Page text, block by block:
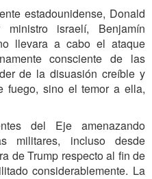
estadounidense, Donald
israelí, Benjamín
llevara a cabo el ataque
consciente de las
de la disuasión creíble y
fuego, sino el temor a ella,
del Eje amenazando
militares, incluso desde
de Trump respecto al fin de
considerablemente. La